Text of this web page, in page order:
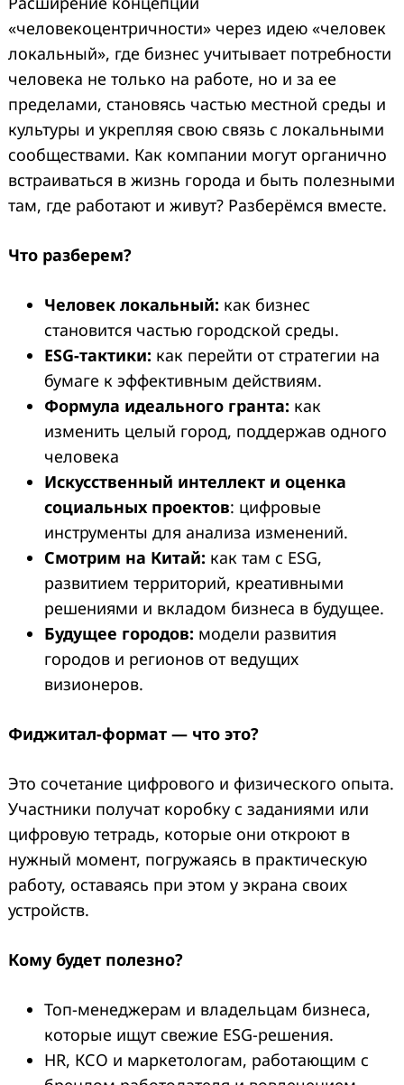
«человекоцентричности» через идею «человек
локальный», где бизнес учитывает потребности
человека не только на работе, но и за ее
пределами, становясь частью местной среды и
культуры и укрепляя свою связь с локальными
сообществами. Как компании могут органично
встраиваться в жизнь города и быть полезными
там, где работают и живут? Разберёмся вместе.
Что разберем?
Человек локальный: как бизнес
становится частью городской среды.
ESG-тактики: как перейти от стратегии на
бумаге к эффективным действиям.
Формула идеального гранта: как
изменить целый город, поддержав одного
человека
Искусственный интеллект и оценка
социальных проектов: цифровые
инструменты для анализа изменений.
Смотрим на Китай: как там с ESG,
развитием территорий, креативными
решениями и вкладом бизнеса в будущее.
Будущее городов: модели развития
городов и регионов от ведущих
визионеров.
Фиджитал-формат — что это?
Это сочетание цифрового и физического опыта.
Участники получат коробку с заданиями или
цифровую тетрадь, которые они откроют в
нужный момент, погружаясь в практическую
работу, оставаясь при этом у экрана своих
устройств.
Кому будет полезно?
Топ-менеджерам и владельцам бизнеса,
которые ищут свежие ESG-решения.
HR, КСО и маркетологам, работающим с
Search
for: